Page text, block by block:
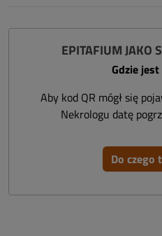
EPITAFIUM JAKO
Gdzie jest
Aby kod QR mógł się
Nekrologu datę
Do czego